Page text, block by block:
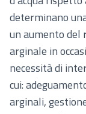
determinano
un aumento del
arginale in
necessità di
cui:
arginali,